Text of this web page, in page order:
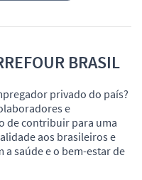
BRASIL
privado do país?
e
de contribuir para uma
aos brasileiros e
saúde e o bem-estar de